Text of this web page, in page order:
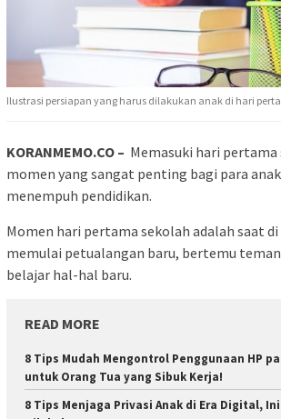
Ilustrasi persiapan yang harus dilakukan anak di hari
KORANMEMO.CO – Memasuki hari pertama
momen yang sangat penting bagi para
menempuh pendidikan.
Momen hari pertama sekolah adalah saat
memulai petualangan baru, bertemu
belajar hal-hal baru.
READ MORE
8 Tips Mudah Mengontrol Penggunaan HP
untuk Orang Tua yang Sibuk Kerja!
8 Tips Menjaga Privasi Anak di Era Digital,